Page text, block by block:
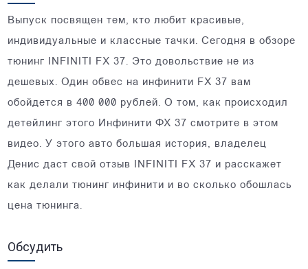
Выпуск посвящен тем, кто любит красивые,
индивидуальные и классные тачки. Сегодня в обзоре
тюнинг INFINITI FX 37. Это довольствие не из
дешевых. Один обвес на инфинити FX 37 вам
обойдется в 400 000 рублей. О том, как происходил
детейлинг этого Инфинити ФХ 37 смотрите в этом
видео. У этого авто большая история, владелец
Денис даст свой отзыв INFINITI FX 37 и расскажет
как делали тюнинг инфинити и во сколько обошлась
цена тюнинга.
Обсудить